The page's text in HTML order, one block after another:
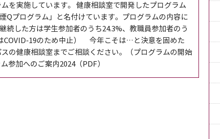
を実施しています。 健康相談室で開発したプログラム
Qプログラム」と名付けています。プログラムの内容に
した方は学生参加者のうち24.3%、教職員参加者のう
COVID-19のため中止） 今年こそは…と決意を固めた
の健康相談室までご相談ください。（プログラムの開始
加へのご案内2024（PDF）